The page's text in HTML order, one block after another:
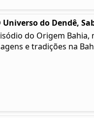
do Dendê,
do Origem
e tradições na